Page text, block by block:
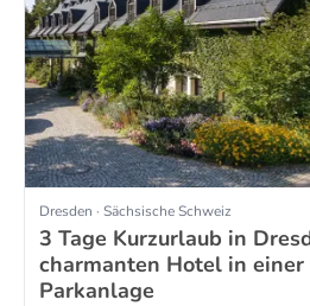
Dresden · Sächsische Schweiz
3 Tage Kurzurlaub in
charmanten Hotel in
Parkanlage